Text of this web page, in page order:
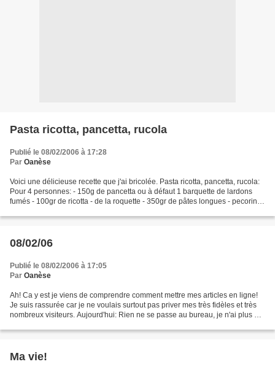
Pasta ricotta, pancetta, rucola
Publié le 08/02/2006 à 17:28
Par Oanèse
Voici une délicieuse recette que j'ai bricolée. Pasta ricotta, pancetta, rucola:
Pour 4 personnes: - 150g de pancetta ou à défaut 1 barquette de lardons
fumés - 100gr de ricotta - de la roquette - 350gr de pâtes longues - pecorino
08/02/06
Publié le 08/02/2006 à 17:05
Par Oanèse
Ah! Ca y est je viens de comprendre comment mettre mes articles en ligne!
Je suis rassurée car je ne voulais surtout pas priver mes très fidèles et très
nombreux visiteurs. Aujourd'hui: Rien ne se passe au bureau, je n'ai plus de
Ma vie!